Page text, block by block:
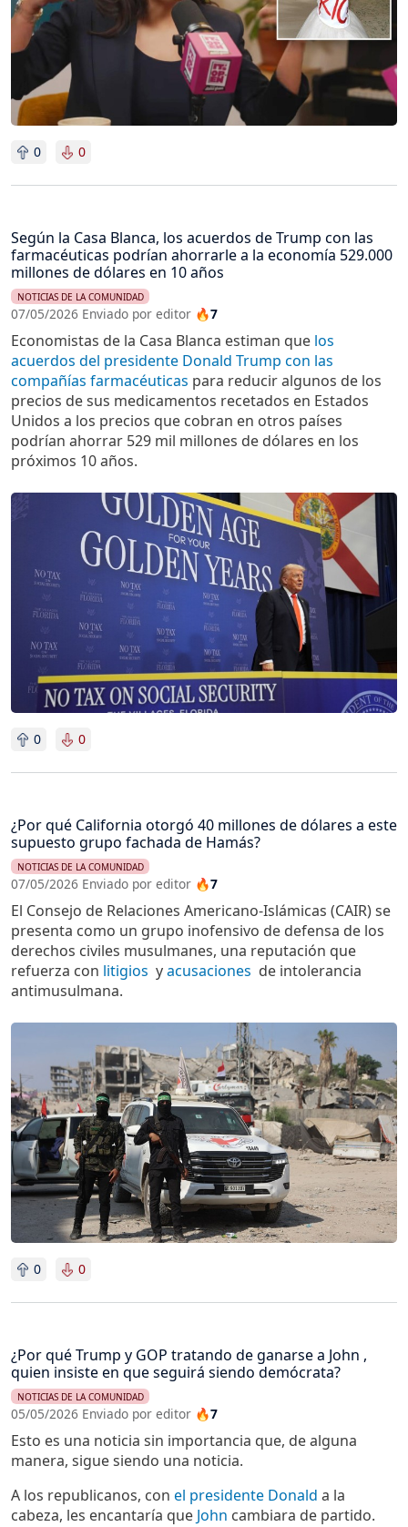
0 0
Según la Casa Blanca, los acuerdos de Trump con las
farmacéuticas podrían ahorrarle a la economía 529.000
millones de dólares en 10 años
NOTICIAS DE LA COMUNIDAD
07/05/2026 Enviado por editor 🔥7
Economistas de la Casa Blanca estiman que los
acuerdos del presidente Donald Trump con las
compañías farmacéuticas para reducir algunos de los
precios de sus medicamentos recetados en Estados
Unidos a los precios que cobran en otros países
podrían ahorrar 529 mil millones de dólares en los
próximos 10 años.
Imagen
0 0
¿Por qué California otorgó 40 millones de dólares a este
supuesto grupo fachada de Hamás?
NOTICIAS DE LA COMUNIDAD
07/05/2026 Enviado por editor 🔥7
El Consejo de Relaciones Americano-Islámicas (CAIR) se
presenta como un grupo inofensivo de defensa de los
derechos civiles musulmanes, una reputación que
refuerza con litigios yacusaciones de intolerancia
antimusulmana.
Imagen
0 0
¿Por qué Trump y GOP tratando de ganarse a John ,
quien insiste en que seguirá siendo demócrata?
NOTICIAS DE LA COMUNIDAD
05/05/2026 Enviado por editor 🔥7
Esto es una noticia sin importancia que, de alguna
manera, sigue siendo una noticia.
A los republicanos, con el presidente Donald a la
cabeza, les encantaría que John cambiara de partido.